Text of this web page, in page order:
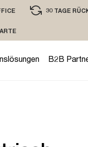
30 TAGE
B2B